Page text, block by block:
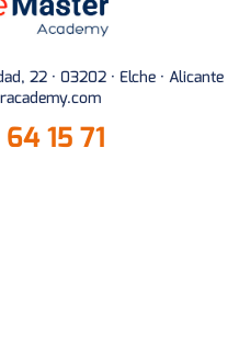
22 · 03202 · Elche · Alicante
15 71